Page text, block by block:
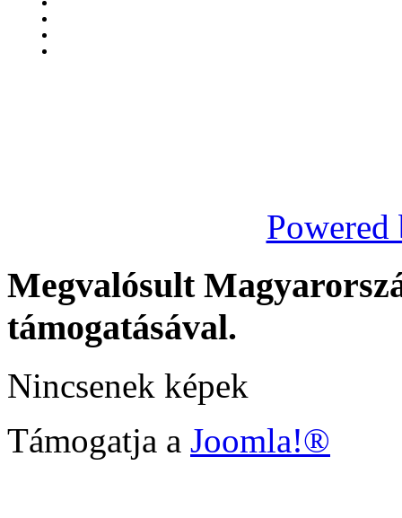
Megvalósult
támogatásával.
Nincsenek képek
Támogatja a Joomla!®